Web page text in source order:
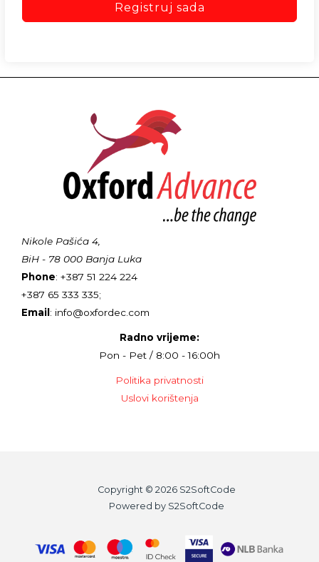
Registruj sada
Nikole Pašića 4,
BiH - 78 000 Banja Luka
Phone: +387 51 224 224
+387 65 333 335;
Email : info@oxfordec.com
Radno vrijeme:
Pon - Pet / 8:00 - 16:00h
Politika privatnosti
Uslovi korištenja
Copyright © 2026 S2SoftCode
Powered by S2SoftCode